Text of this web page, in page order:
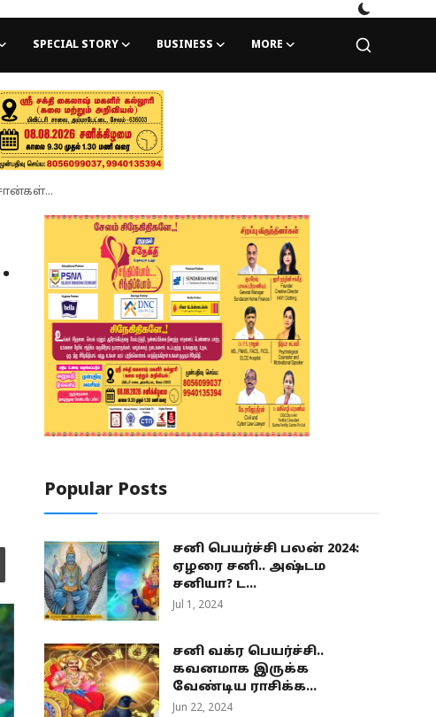
SPECIAL STORY BUSINESS MORE
Popular Posts
சனி பெயர்ச்சி பலன் 2024:
ஏழரை சனி.. அஷ்டம
சனியா? ட...
Jul 1, 2024
சனி வக்ர பெயர்ச்சி..
கவனமாக இருக்க
வேண்டிய ராசிக்க...
Jun 22, 2024